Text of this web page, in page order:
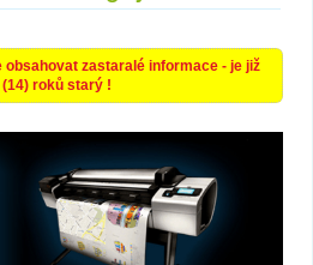
obsahovat zastaralé informace - je již
roků starý !